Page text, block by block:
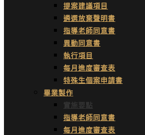
提案建議項目
遴選放棄聲明書
指導老師同意書
異動同意書
執行項目
每月進度審查表
特殊生個案申請書
畢業製作
實施要點
指導老師同意書
每月進度審查表